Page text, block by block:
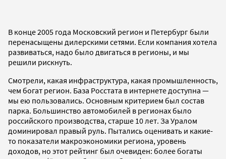
В конце 2005 года Московский регион и Петербург были
перенасыщены дилерскими сетями. Если компания хотела
развиваться, надо было двигаться в регионы, и мы
решили рискнуть.
Смотрели, какая инфраструктура, какая промышленность,
чем богат регион. База Росстата в интернете доступна —
мы ею пользовались. Основным критерием был состав
парка. Большинство автомобилей в регионах было
российского производства, старше 10 лет. За Уралом
доминировал правый руль. Пытались оценивать и какие-
то показатели макроэкономики региона, уровень
доходов, но этот рейтинг был очевиден: более богаты